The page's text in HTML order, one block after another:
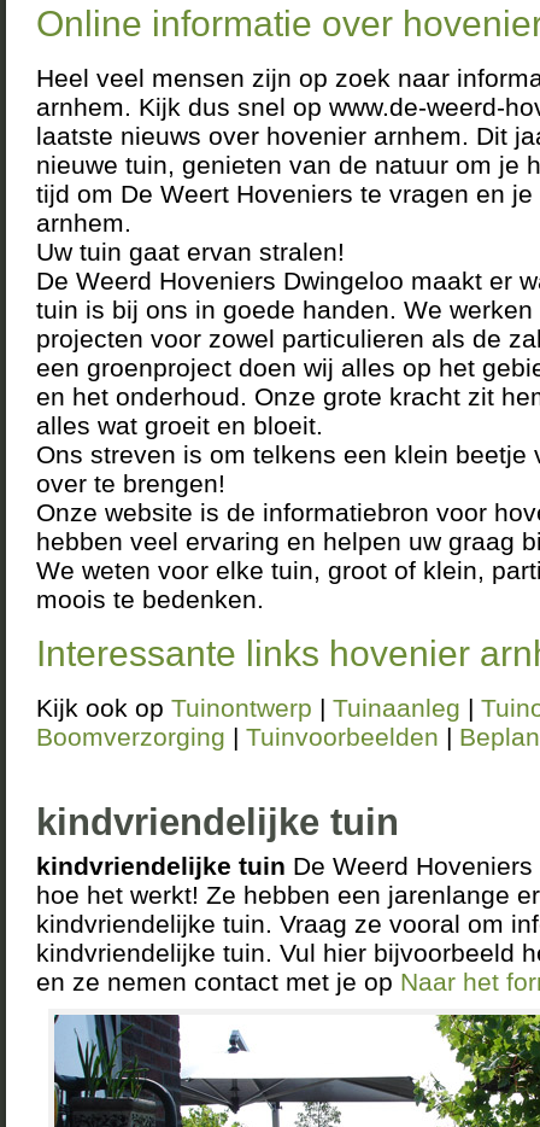
Online informatie over
Heel veel mensen zijn op zoek naar
arnhem. Kijk dus snel op www.de-weerd-
laatste nieuws over hovenier arnhem. Dit
nieuwe tuin, genieten van de natuur om je
tijd om De Weert Hoveniers te vragen en
arnhem.
Uw tuin gaat ervan stralen!
De Weerd Hoveniers Dwingeloo maakt er
tuin is bij ons in goede handen. We
projecten voor zowel particulieren als de
een groenproject doen wij alles op het
en het onderhoud. Onze grote kracht zit
alles wat groeit en bloeit.
Ons streven is om telkens een klein beetje
over te brengen!
Onze website is de informatiebron voor
hebben veel ervaring en helpen uw graag
We weten voor elke tuin, groot of klein,
moois te bedenken.
Interessante links hovenier
Kijk ook op Tuinontwerp | Tuinaanleg |
Boomverzorging | Tuinvoorbeelden |
kindvriendelijke tuin
kindvriendelijke tuin De Weerd
hoe het werkt! Ze hebben een jarenlange
kindvriendelijke tuin. Vraag ze vooral om
kindvriendelijke tuin. Vul hier bijvoorbeeld
en ze nemen contact met je op Naar het